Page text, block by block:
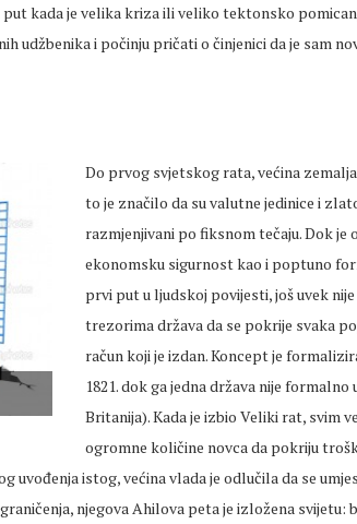
kada je velika kriza ili veliko tektonsko
udžbenika i počinju pričati o činjenici da je sam
Do prvog svjetskog rata, većina
to je značilo da su valutne jedinice i
razmjenjivani po fiksnom tečaju. Dok je
ekonomsku sigurnost kao i poptuno
prvi put u ljudskoj povijesti, još uvek
trezorima država da se pokrije svaka
račun koji je izdan. Koncept je
1821. dok ga jedna država nije
Britanija). Kada je izbio Veliki rat, svim
ogromne količine novca da pokriju
uvođenja istog, većina vlada je odlučila da se
njegova Ahilova peta je izložena svijetu: